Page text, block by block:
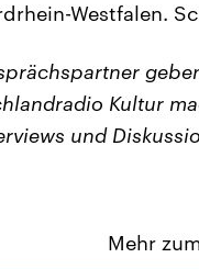
Westfalen.
Kultur
und
Mehr